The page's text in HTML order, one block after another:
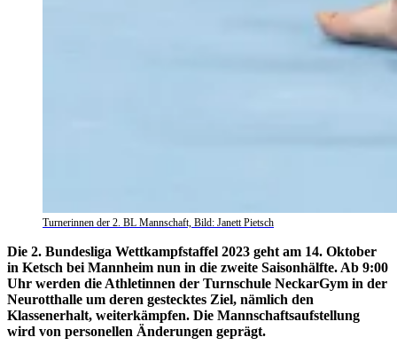
Turnerinnen der 2. BL Mannschaft, Bild: Janett Pietsch
Die 2. Bundesliga Wettkampfstaffel 2023 geht am 14. Oktober
in Ketsch bei Mannheim nun in die zweite Saisonhälfte. Ab 9:00
Uhr werden die Athletinnen der Turnschule NeckarGym in der
Neurotthalle um deren gestecktes Ziel, nämlich den
Klassenerhalt, weiterkämpfen. Die Mannschaftsaufstellung
wird von personellen Änderungen geprägt.